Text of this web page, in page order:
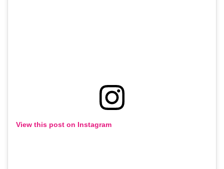
View this post on Instagram